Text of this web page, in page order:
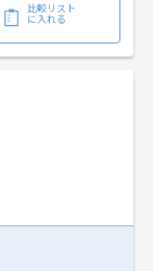
比較リスト
に入れる